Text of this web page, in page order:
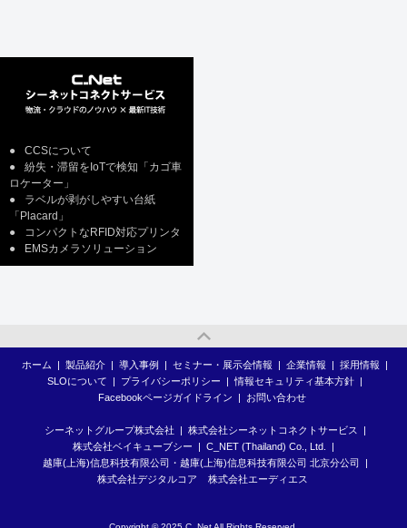
●
CCSについて
●
紛失・滞留をIoTで検知「カゴ車
ロケーター」
●
ラベルが剥がしやすい台紙
「Placard」
●
コンパクトなRFID対応プリンタ
●
EMSカメラソリューション
ホーム | 製品紹介 | 導入事例 | セミナー・展示会情報 | 企業情報 | 採用情報
|
SLOについて
| プライバシーポリシー | 情報セキュリティ基本方針 |
Facebookページガイドライン
| お問い合わせ
シーネットグループ株式会社 | 株式会社シーネットコネクトサービス
|
株式会社ベイキューブシー
| C_NET (Thailand) Co., Ltd.
|
越庫(上海)信息科技有限公司・越庫(上海)信息科技有限公司 北京分公司
|
株式会社デジタルコア
株式会社エーディエス